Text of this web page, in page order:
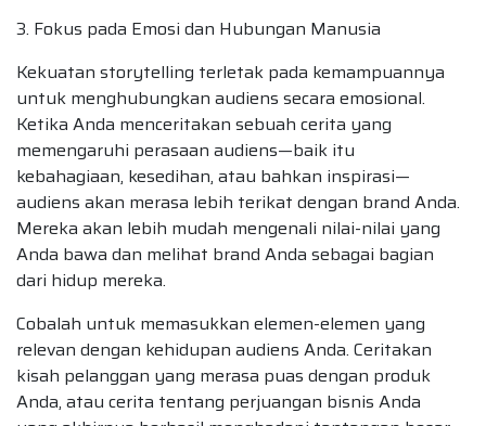
3. Fokus pada Emosi dan Hubungan Manusia
Kekuatan storytelling terletak pada kemampuannya
untuk menghubungkan audiens secara emosional.
Ketika Anda menceritakan sebuah cerita yang
memengaruhi perasaan audiens—baik itu
kebahagiaan, kesedihan, atau bahkan inspirasi—
audiens akan merasa lebih terikat dengan brand Anda.
Mereka akan lebih mudah mengenali nilai-nilai yang
Anda bawa dan melihat brand Anda sebagai bagian
dari hidup mereka.
Cobalah untuk memasukkan elemen-elemen yang
relevan dengan kehidupan audiens Anda. Ceritakan
kisah pelanggan yang merasa puas dengan produk
Anda, atau cerita tentang perjuangan bisnis Anda